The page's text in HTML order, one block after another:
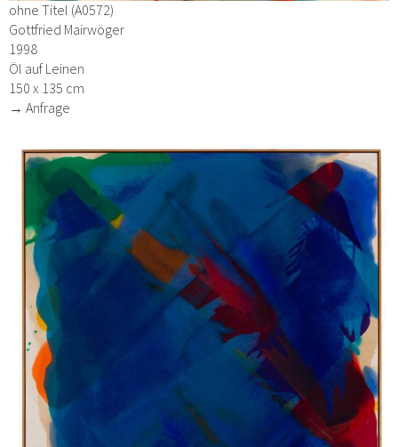
ohne Titel (A0572)
Gottfried Mairwöger
1998
Öl auf Leinen
150 x 135 cm
→ Anfrage